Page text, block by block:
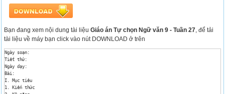
Bạn đang xem nội dung tài liệuGiáo án Tự chọn Ngữ văn 9 - Tuần 27, để tải
tài liệu về máy bạn click vào nút DOWNLOAD ở trên
Ngày soạn:
Tiết thứ:
Ngày dạy:
Bài:
I. Mục tiêu
1. Kiến thức